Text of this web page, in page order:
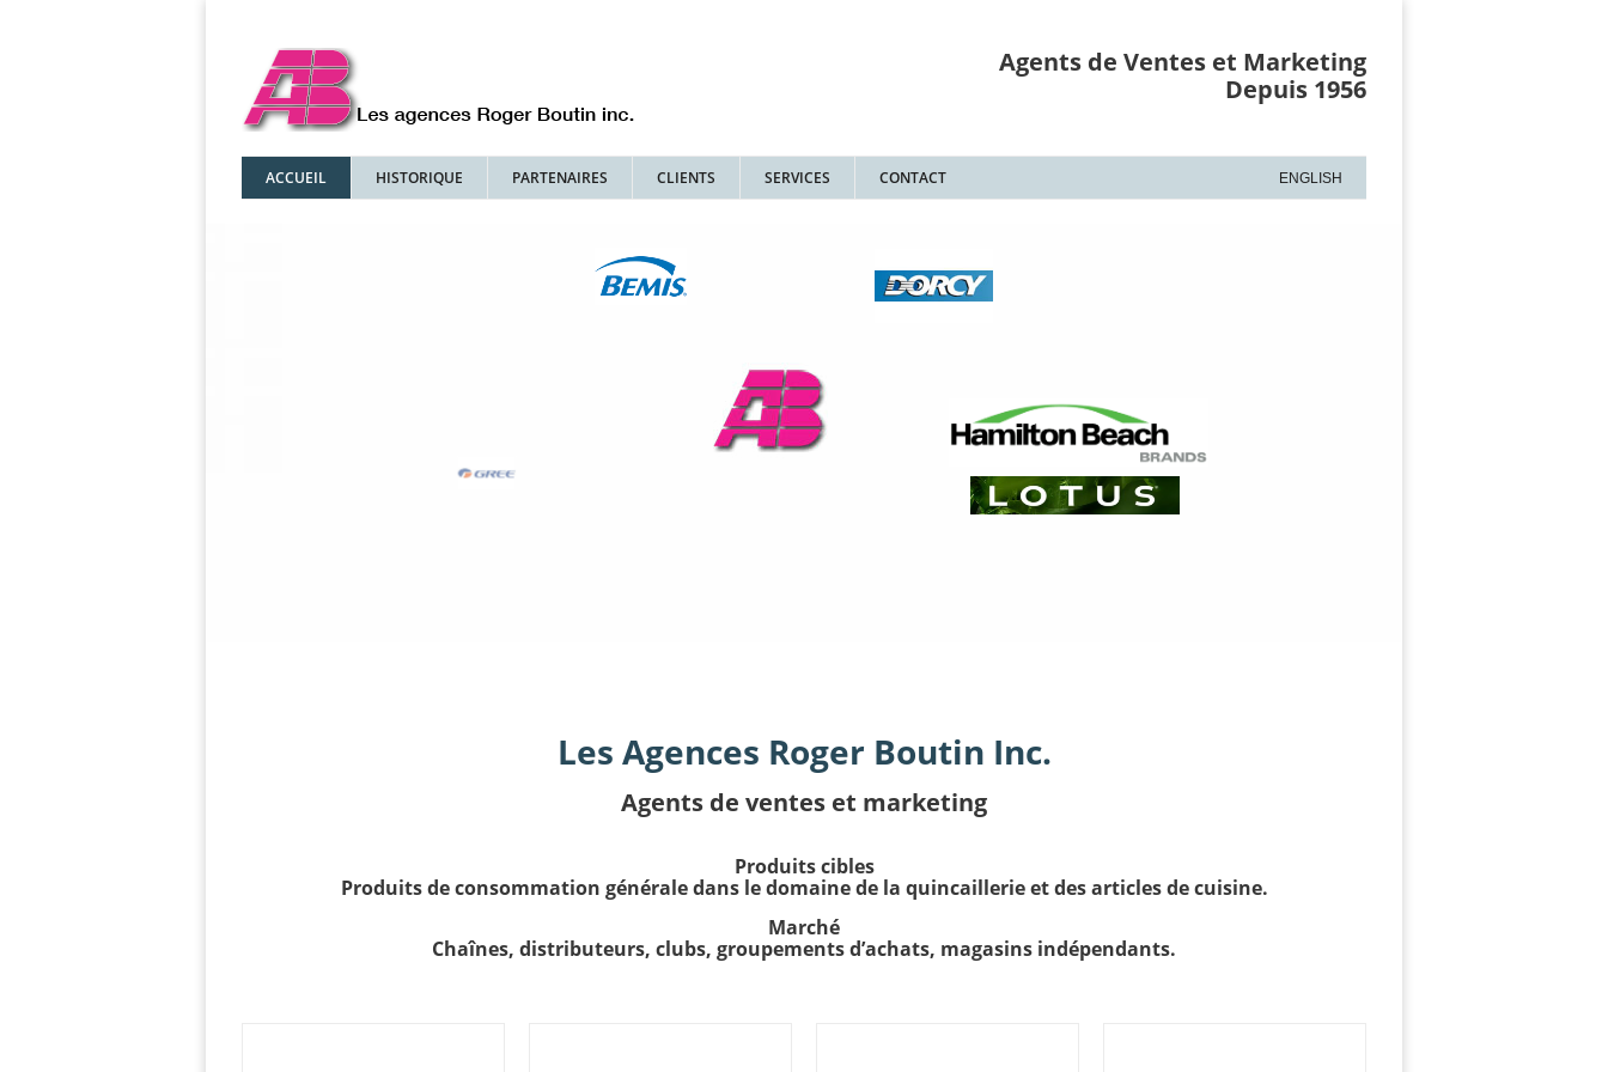
Agents de Ventes et Marketing
Depuis 1956
ACCUEIL HISTORIQUE PARTENAIRES CLIENTS SERVICES CONTACT ENGLISH
Les Agences Roger Boutin Inc.
Agents de ventes et marketing
Produits cibles
Produits de consommation générale dans le domaine de la quincaillerie et des articles de cuisine.
Marché
Chaînes, distributeurs, clubs, groupements d’achats, magasins indépendants.